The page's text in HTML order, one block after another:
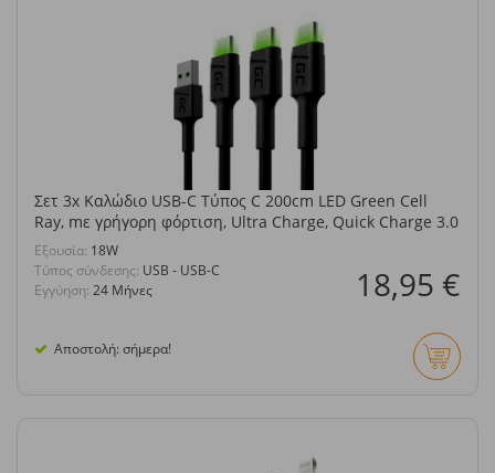
Σετ 3x Καλώδιο USB-C Τύπος C 200cm LED Green Cell
Ray, mε γρήγορη φόρτιση, Ultra Charge, Quick Charge 3.0
Eξουσία: 18W
Τύπος σύνδεσης: USB - USB-C
Εγγύηση: 24 Μήνες 18,95 €
Αποστολή: σήμερα!